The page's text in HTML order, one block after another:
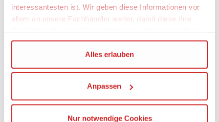
interessantesten ist. Wir geben diese Informationen vor
allem an unsere Fachhändler weiter, damit diese ihre
Wir verwenden den Google Tag Manager um weitere
Dienste einzubinden.
Wenn Sie auf „Alles erlauben“, klicken, werden ein Teil
Ihrer personenbezogener Daten in die USA übertragen.
Alles erlauben
Anpassen
Nur notwendige Cookies
Artikeleigenschaften:
257
Ab 7 Jahre
Angaben zur Produktsicherheit: